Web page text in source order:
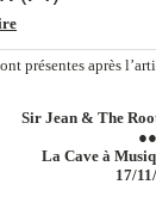
présentes après
Sir Jean & The
La Cave à
17/